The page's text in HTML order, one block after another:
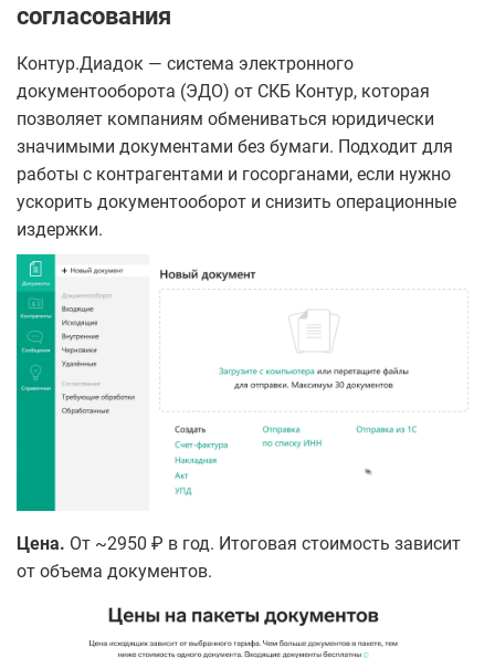
согласования
Контур.Диадок — система электронного
документооборота (ЭДО) от СКБ Контур, которая
позволяет компаниям обмениваться юридически
значимыми документами без бумаги. Подходит для
работы с контрагентами и госорганами, если нужно
ускорить документооборот и снизить операционные
издержки.
Цена. От ~2950 ₽ в год. Итоговая стоимость зависит
от объема документов.